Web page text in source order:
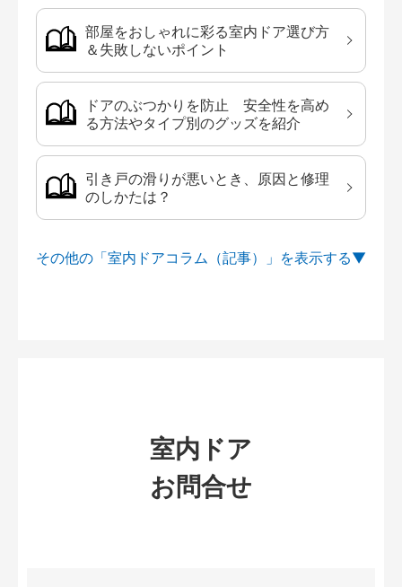
部屋をおしゃれに彩る室内ドア選び方
＆失敗しないポイント
ドアのぶつかりを防止 安全性を高め
る方法やタイプ別のグッズを紹介
引き戸の滑りが悪いとき、原因と修理
のしかたは？
その他の「室内ドアコラム（記事）」を
室内ドア
お問合せ